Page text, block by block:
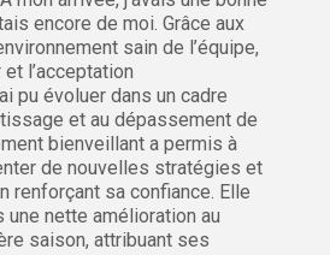
encore de moi. Grâce aux
sain de l’équipe,
l’acceptation
pu évoluer dans un cadre
et au dépassement de
bienveillant a permis à
de nouvelles stratégies et
renforçant sa confiance. Elle
une nette amélioration au
saison, attribuant ses